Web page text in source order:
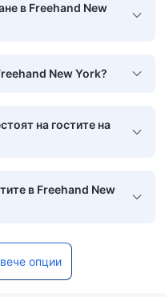
в Freehand New
New York?
на гостите на
в Freehand New
опции